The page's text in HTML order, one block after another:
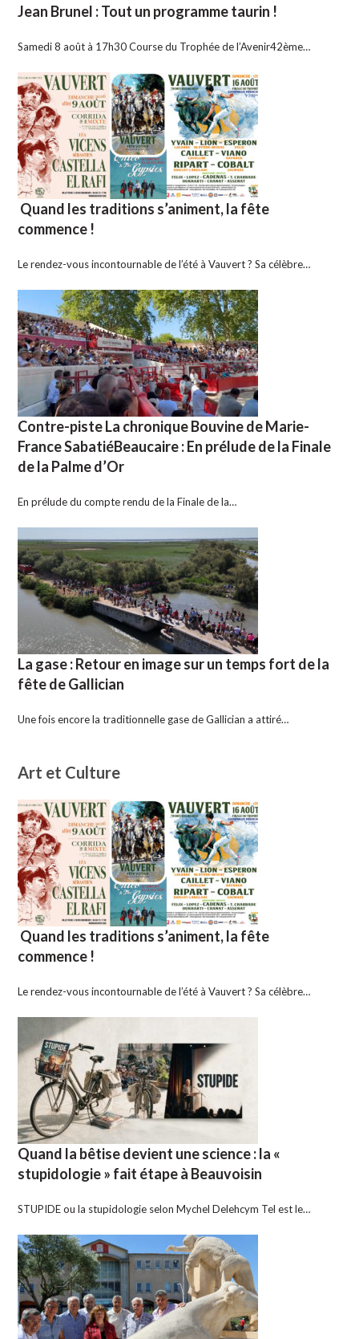
Jean Brunel : Tout un programme taurin !
Samedi 8 août à 17h30 Course du Trophée de l’Avenir42ème…
Quand les traditions s’animent, la fête
commence !
Le rendez-vous incontournable de l’été à Vauvert ? Sa célèbre…
Contre-piste La chronique Bouvine de Marie-
France SabatiéBeaucaire : En prélude de la Finale
de la Palme d’Or
En prélude du compte rendu de la Finale de la…
La gase : Retour en image sur un temps fort de la
fête de Gallician
Une fois encore la traditionnelle gase de Gallician a attiré…
Art et Culture
Quand les traditions s’animent, la fête
commence !
Le rendez-vous incontournable de l’été à Vauvert ? Sa célèbre…
Quand la bêtise devient une science : la «
stupidologie » fait étape à Beauvoisin
STUPIDE ou la stupidologie selon Mychel Delehcym Tel est le…